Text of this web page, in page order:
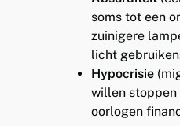
soms tot een
zuinigere
licht
Hypocrisie
willen
oorlogen